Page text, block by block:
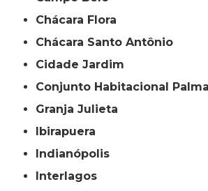
Chácara Flora
Chácara Santo Antônio
Cidade Jardim
Conjunto Habitacional
Granja Julieta
Ibirapuera
Indianópolis
Interlagos